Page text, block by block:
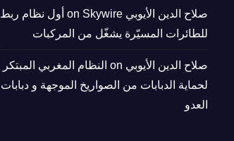
صلاح الدين الأيوبي
Skywire أول نظام ربط
للطائرات المسيّرة يشغّل من المركبات
صلاح الدين الأيوبي
النظام المغربي المبتكر
لحماية الدبابات من الصواريخ الموجهة و دبابات
العدو